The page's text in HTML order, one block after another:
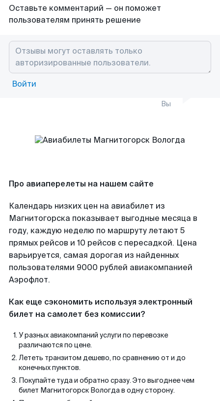
Оставьте комментарий — он поможет
пользователям принять решение
Войти
Вы
Про авиаперелеты на нашем сайте
Календарь низких цен на авиабилет из
Магнитогорска показывает выгодные месяца в
году, каждую неделю по маршруту летают 5
прямых рейсов и 10 рейсов с пересадкой. Цена
варьируется, самая дорогая из найденных
пользователями 9000 рублей авиакомпанией
Аэрофлот.
Как еще сэкономить используя электронный
билет на самолет без комиссии?
У разных авиакомпаний услуги по перевозке
различаются по цене.
Лететь транзитом дешево, по сравнению от и до
конечных пунктов.
Покупайте туда и обратно сразу. Это выгоднее чем
билет Магнитогорск Вологда в одну сторону.